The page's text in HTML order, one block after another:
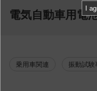
電気自動車用電
乗用車関連 振動試験
I